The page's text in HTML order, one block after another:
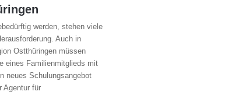
werden, stehen viele
Auch in
Ostthüringen müssen
eines Familienmitglieds mit
neues Schulungsangebot
Agentur für